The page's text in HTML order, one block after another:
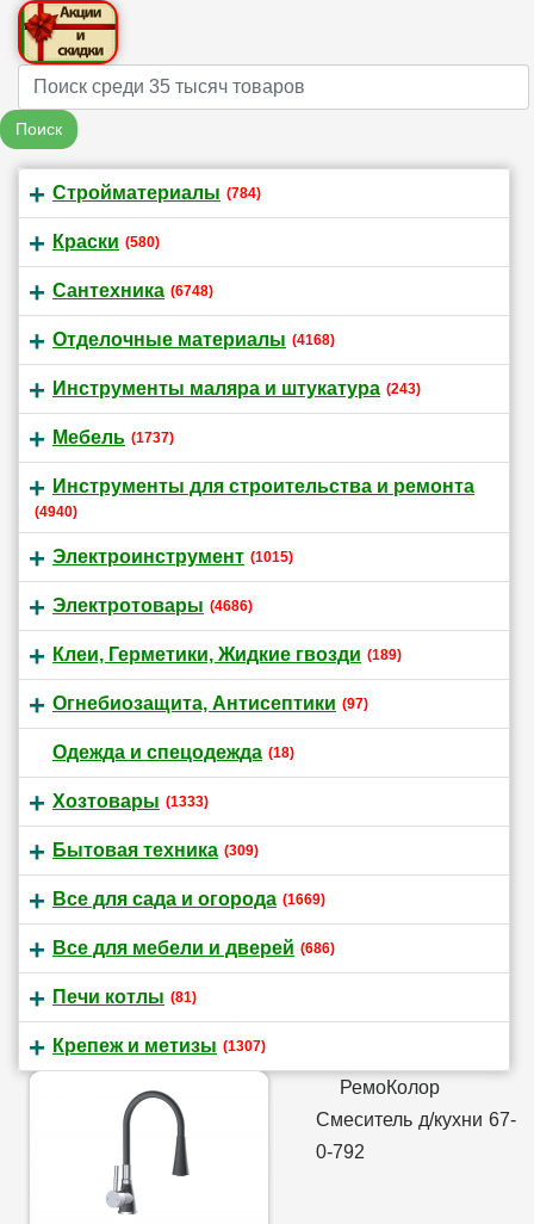
Name
Поиск
Стройматериалы (784)
Краски (580)
Сантехника (6748)
Отделочные материалы (4168)
Инструменты маляра и штукатура (243)
Мебель (1737)
Инструменты для строительства и ремонта
(4940)
Электроинструмент (1015)
Электротовары (4686)
Клеи, Герметики, Жидкие гвозди (189)
Огнебиозащита, Антисептики (97)
Одежда и спецодежда (18)
Хозтовары (1333)
Бытовая техника (309)
Все для сада и огорода (1669)
Все для мебели и дверей (686)
Печи котлы (81)
Крепеж и метизы (1307)
РемоКолор
Смеситель д/кухни 67-
0-792